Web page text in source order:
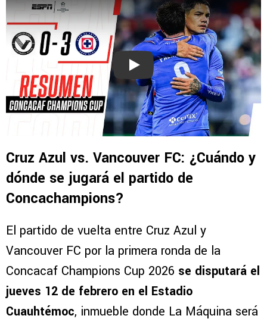
Play
Cruz Azul vs. Vancouver FC: ¿Cuándo y
dónde se jugará el partido de
Concachampions?
El partido de vuelta entre Cruz Azul y
Vancouver FC por la primera ronda de la
Concacaf Champions Cup 2026 se disputará el
jueves 12 de febrero en el Estadio
Cuauhtémoc, inmueble donde La Máquina será